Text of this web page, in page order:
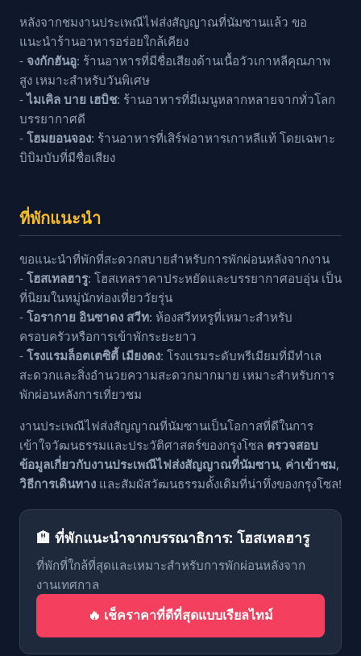
หลังจากชมงานประเพณีไฟส่งสัญญาณที่นัมซานแล้ว ขอ
แนะนำร้านอาหารอร่อยใกล้เคียง
- จงกักฮันอู: ร้านอาหารที่มีชื่อเสียงด้านเนื้อวัวเกาหลีคุณภาพ
สูง เหมาะสำหรับวันพิเศษ
-ไมเคิล บาย เฮบิช: ร้านอาหารที่มีเมนูหลากหลายจากทั่วโลก
บรรยากาศดี
- โฮมยอนจอง: ร้านอาหารที่เสิร์ฟอาหารเกาหลีแท้ โดยเฉพาะ
บิบิมบับที่มีชื่อเสียง
ที่พักแนะนำ
ขอแนะนำที่พักที่สะดวกสบายสำหรับการพักผ่อนหลังจากงาน
- โฮสเทลฮารู: โฮสเทลราคาประหยัดและบรรยากาศอบอุ่น เป็น
ที่นิยมในหมู่นักท่องเที่ยววัยรุ่น
- โอรากาย อินซาดง สวีท: ห้องสวีทหรูที่เหมาะสำหรับ
ครอบครัวหรือการเข้าพักระยะยาว
- โรงแรมล็อตเตซิตี้ เมียงดง: โรงแรมระดับพรีเมียมที่มีทำเล
สะดวกและสิ่งอำนวยความสะดวกมากมาย เหมาะสำหรับการ
พักผ่อนหลังการเที่ยวชม
งานประเพณีไฟส่งสัญญาณที่นัมซานเป็นโอกาสที่ดีในการ
เข้าใจวัฒนธรรมและประวัติศาสตร์ของกรุงโซล ตรวจสอบ
ข้อมูลเกี่ยวกับงานประเพณีไฟส่งสัญญาณที่นัมซาน, ค่าเข้าชม,
วิธีการเดินทาง และสัมผัสวัฒนธรรมดั้งเดิมที่น่าทึ่งของกรุงโซล!
🏨 ที่พักแนะนำจากบรรณาธิการ: โฮสเทลฮารู
ที่พักที่ใกล้ที่สุดและเหมาะสำหรับการพักผ่อนหลังจาก
งานเทศกาล
🔥 เช็คราคาที่ดีที่สุดแบบเรียลไทม์